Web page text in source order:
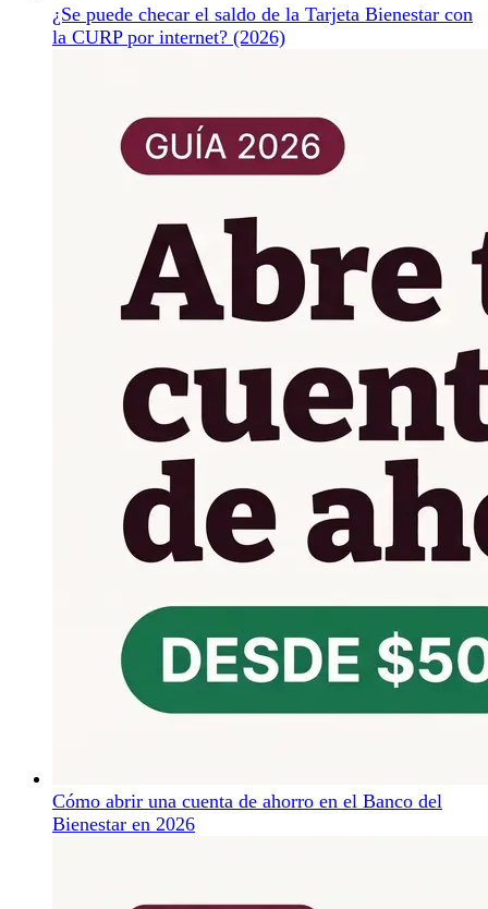
¿Se puede checar el saldo de la Tarjeta Bienestar con
la CURP por internet? (2026)
Cómo abrir una cuenta de ahorro en el Banco del
Bienestar en 2026